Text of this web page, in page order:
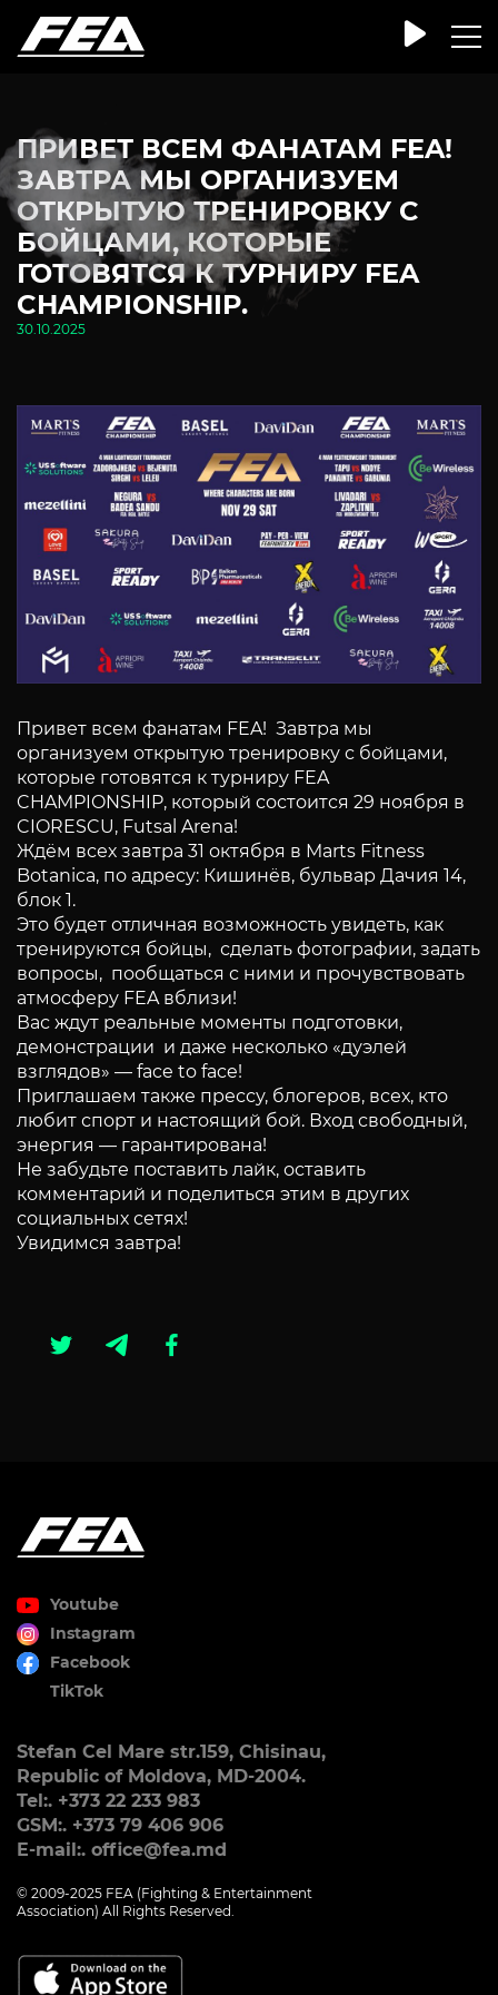
ПРИВЕТ ВСЕМ ФАНАТАМ FEA!
ЗАВТРА МЫ ОРГАНИЗУЕМ
ОТКРЫТУЮ ТРЕНИРОВКУ С
БОЙЦАМИ, КОТОРЫЕ
ГОТОВЯТСЯ К ТУРНИРУ FEA
CHAMPIONSHIP.
30.10.2025
Привет всем фанатам FEA! Завтра мы
организуем открытую тренировку с бойцами,
которые готовятся к турниру FEA
CHAMPIONSHIP, который состоится 29 ноября в
CIORESCU, Futsal Arena!
Ждём всех завтра 31 октября в Marts Fitness
Botanica, по адресу: Кишинёв, бульвар Дачия 14,
блок 1.
Это будет отличная возможность увидеть, как
тренируются бойцы, сделать фотографии, задать
вопросы, пообщаться с ними и прочувствовать
атмосферу FEA вблизи!
Вас ждут реальные моменты подготовки,
демонстрации и даже несколько «дуэлей
взглядов» — face to face!
Приглашаем также прессу, блогеров, всех, кто
любит спорт и настоящий бой. Вход свободный,
энергия — гарантирована!
Не забудьте поставить лайк, оставить
комментарий и поделиться этим в других
социальных сетях!
Увидимся завтра!
Youtube
Instagram
Facebook
TikTok
Stefan Cel Mare str.159, Chisinau,
Republic of Moldova, MD-2004.
Tel:. +373 22 233 983
GSM:. +373 79 406 906
E-mail:. office@fea.md
© 2009-2025 FEA (Fighting & Entertainment
Association) All Rights Reserved.